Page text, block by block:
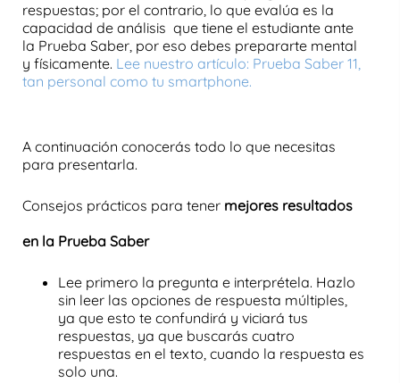
respuestas; por el contrario, lo que evalúa es la
capacidad de análisis que tiene el estudiante ante
la Prueba Saber, por eso debes prepararte mental
y físicamente. Lee nuestro artículo: Prueba Saber 11,
tan personal como tu smartphone.
A continuación conocerás todo lo que necesitas
para presentarla.
Consejos prácticos para tener mejores resultados
en la Prueba Saber
Lee primero la pregunta e interprétela. Hazlo
sin leer las opciones de respuesta múltiples,
ya que esto te confundirá y viciará tus
respuestas, ya que buscarás cuatro
respuestas en el texto, cuando la respuesta es
solo una.